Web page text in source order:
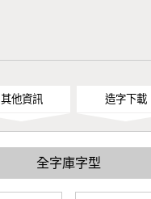
其他資訊 造字下載
全字庫字型